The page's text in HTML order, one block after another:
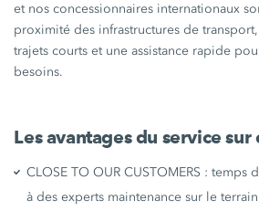
et nos concessionnaires internationaux
proximité des infrastructures de
trajets courts et une assistance rapide
besoins.
Les avantages du service sur
CLOSE TO OUR CUSTOMERS : temps
à des experts maintenance sur le terrain